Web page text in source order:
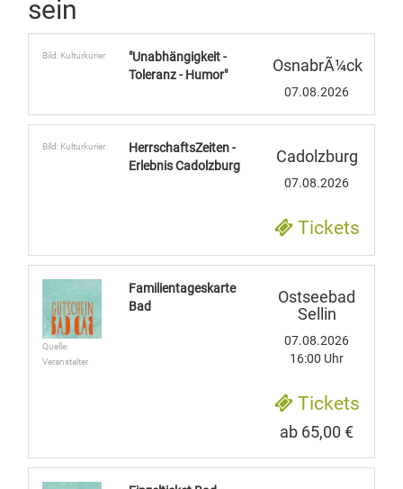
sein
Bild: Kulturkurier
"Unabhängigkeit -
Toleranz - Humor"
OsnabrÃ¼ck
07.08.2026
Bild: Kulturkurier
HerrschaftsZeiten -
Erlebnis Cadolzburg
Cadolzburg
07.08.2026
Tickets
Quelle:
Veranstalter
Familientageskarte
Bad
Ostseebad
Sellin
07.08.2026
16:00 Uhr
Tickets
ab 65,00 €